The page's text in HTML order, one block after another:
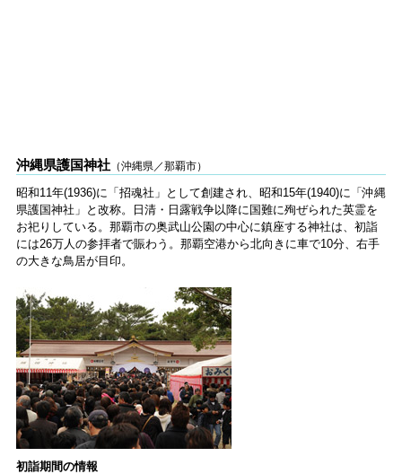
沖縄県護国神社（沖縄県／那覇市）
昭和11年(1936)に「招魂社」として創建され、昭和15年(1940)に「沖縄
県護国神社」と改称。日清・日露戦争以降に国難に殉ぜられた英霊を
お祀りしている。那覇市の奥武山公園の中心に鎮座する神社は、初詣
には26万人の参拝者で賑わう。那覇空港から北向きに車で10分、右手
の大きな鳥居が目印。
初詣期間の情報